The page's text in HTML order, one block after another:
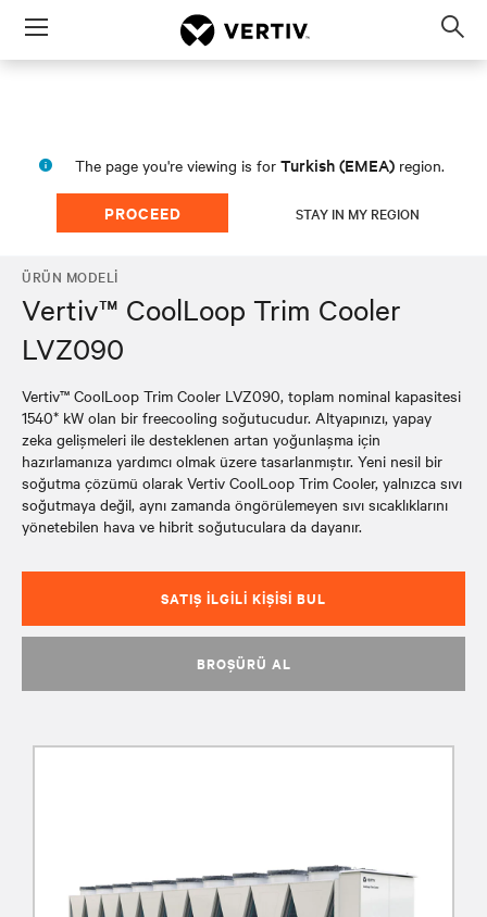
Menu
The page you're viewing is for Turkish (EMEA) region.
PROCEED STAY IN MY REGION
ÜRÜN MODELI
Vertiv™ CoolLoop Trim Cooler
LVZ090
Vertiv™ CoolLoop Trim Cooler LVZ090, toplam nominal kapasitesi
1540* kW olan bir freecooling soğutucudur. Altyapınızı, yapay
zeka gelişmeleri ile desteklenen artan yoğunlaşma için
hazırlamanıza yardımcı olmak üzere tasarlanmıştır. Yeni nesil bir
soğutma çözümü olarak Vertiv CoolLoop Trim Cooler, yalnızca sıvı
soğutmaya değil, aynı zamanda öngörülemeyen sıvı sıcaklıklarını
yönetebilen hava ve hibrit soğutuculara da dayanır.
SATIŞ İLGILI KIŞISI BUL
BROŞÜRÜ AL